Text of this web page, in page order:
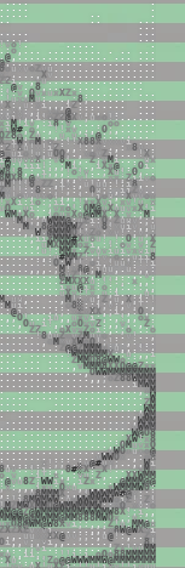
..... ... ..
. . . . . .
. . . . .
.....
. . .
. . . . . . . .
!vo!. ..... ...
. :o , . . . . . . .
. @,. . . . . . . . . . . . . . . . . .
@,............ ....... .....
O o u x v o v u . . . . . . . . . . . . . . .
x . X v . . . . . . . . . . . . . . . . .
ZZi..,xu................
:,@v . , 8, . . . . . . . . . . . . . . .
: ! :v , Ovx uxXZx ; . . . . . . . .
, ! u vvMu : ...,;8 ; . . . . . . . . .
xX :,u:xi,,,iZ:....... ......
: ; x x : , ; , x x , @ , : ; ; , . . . . . . .
x v i , , i ! o Z @X v ; u o o ! : . . . .
xiM!iv,:i8:v,....,oo.........
xiW#,o, . ,! ! xv , . , ; O;, . . . . . .
OZ8o; Zu . . , u, u , i ; @:. . . . . . .
X,iW;oM:o,:!!X88Xvxxvi,........
: Z !X u ! x ! i Z : , , !:;x : . : x8 v , .
@ ui o ! u ; u OO, . , x o i . . . ! X ;
i#uuvxX!:v 8!,,.Z;vMi...,ux,..
vW; ! i ii ! ; ,;Mi , . ,i Xx@ , . ; Oi.
W8 ! 8,:,i ; , , !o! v . .;Xu! : O,. .
8MX8,@v!..,;,v!:.,xx;ZiivoOZu:.
u M!!! 8 , i x : u ! u u : ! : i 8,
Zx ! ! : :8 : : ; ! ; : , Ou ; : , i iZ v . .
M ! o v , v x o ! , , , ! , ! i o u , : X v o x
!xXi:io:;ii,;!xxXvi,xv!u,xiW,.,
uO,, u i: . , vxo ! : OM@ uX u u v xX! i
.WMxXo , , i ouxXo@WMX;X; v:;M,
.,!M! ;,uWMM@:uZi:O,Zuuv.;:,XiZZ
. . . ,M x ; 8@M MWWZ ; ; v 8 ! u i , , u
. . . . , Wv @M M M O ! x Z : x ! : ; v ; ;
.....,iiXMMM#Xuou!,!:O:u,Xv!,,x
. . . . . . ,uMXM MMoxi, : ! : ov : v : Z
. . . . . . . u!:M Mx:Zvuv i ui v x u i u
.......,:u#MMZ!;!v;o:;uii8,,;!o
. . . . . . : : : O;W! ! , o i ! u u x : ! !i
. . . . . , , , . ;M! x 8@ ; i u u . u : , , :
..........@v Z!:,M;,,..,.v,i,:X;
. . . . . . . . . . ZMXXX u: ! ! : ; . x , , :
. . . . . . . . . . ixu@ix : o : , : . : : , ,
, . . . . . . . . . uXv!!x , u ; i . , . , u :
M,uu,.. .. M!;xu;Z,u,X;i:!Z,;..
:Mu i . . . . . . o8░ : : i ; v ; , v ; ! . ,
. :@i . . . . . ; ; : xZ x X X , ; i , : O , .
.,,O!...iu,,uxvi;;.,!,,ox..:!.:
. . . ,Ou, i !, , ; oOvvZ: , , v ; . ,Z ;
. . . . .ZZ, , : oXvvZoi : , . ;o . . :o
......!8uuZ ovZMuvo...v!..,,,..,
. . . . . . . ,oMx XWoO ! ; ! ; . : , . .
. . . . . . . . : @@ZMMM o ; u , , . ! : .
.... ......!WMMMMMX::u:,,i,,,..
. . . . . . . . . ZMMO8@WWo; : , . .
. . . . . . . . . . ,vMMM8XXO@@Zxx
..............,OWWMMMM MMMMMMW@o
. . . . . . . . . . . . . . . ,,;oZ88WM M M
. . . . . . . . . . . . . . . . . . ...iMWM
. . . . . . . . . . . . . . . . . . . . .,xM
........................;WMMMMM
. . . . . . . . . . . . . . . . . . . . ZM
. . . . . . . . . . . . . . . . . . . , WM
. ...................,vWMM@MMM
. . . . . . . . . . . . . . . . . . . , WM M
. . . . . . . . . . . . . . . . . . . . . v WWM
... .................,W@O8MMO,.
. . . . . . . . . . . . . . . . . . . , XW!x8
. . . . . . . . . . . . . . . . . . , : OMuv xO
.................,vWOxuxo@,,.,,
. . . . . . . . . . . . . . . . v WWOx , : X
; , . . . , . x ! ; ; ; , : v @#ux; . , , Wi
8uv::!;i:,,8#░X:.X!....xM x!vooo
o. v , , : i ! : x , ,:vu : Z, . . , XXWMM
:@v u8Z;WWi x : , i Zx:. . , @MMM@@
; x: ,,,i xv:Ov u ,,, . . xWMM MWO:
,....v8MMMX; ,,!WWWMW#@x::;;,,Z#
. : ! i 8MWMWW: u o WWM MWWoiZ ! ; !
! M MWXM M O@WMWM M MW;; O x v : o
WM@@Z@WMMMM MM MWWWMW8X!;i,,,!x,v
MMWW@@MWMM@MM888MWOx, ; v ;, ,
uxO8@WM@W8Xvi;:,,;Z!u , MM@x
ZXZXZvxvi,.....,,;x8W@WXxi,:#Mv
.. , . u u X X@ v v ; ; : , u@!:,.. x
O i , , v ; v i,, . . . . ., . . . . . 8 !
.,..,;vi..........;Zx!v uMMoi!;,
xu ; , i i ; ,, : ! ! i ; i , oOo88MMMM M
:Xu : .,: ! Zo@@WWWMMW@MMMM MMM
.!vv:uX!uXZi;!!u!ixv!!ivuuvvvuX